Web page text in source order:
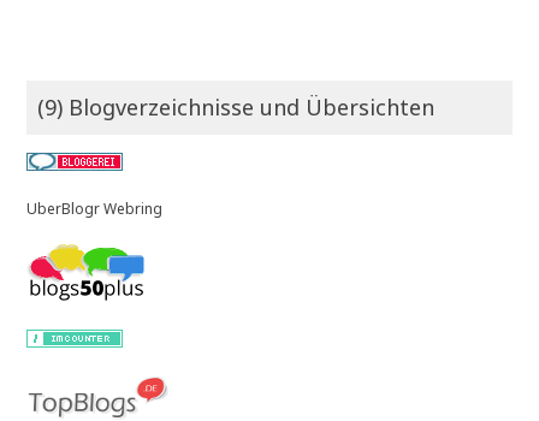
(9) Blogverzeichnisse und Übersichten
UberBlogr Webring